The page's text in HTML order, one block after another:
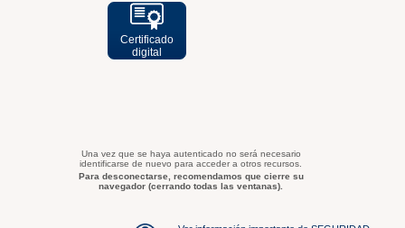
Certificado
digital
Una vez que se haya autenticado no será necesario
identificarse de nuevo para acceder a otros recursos.
Para desconectarse, recomendamos que cierre su
navegador (cerrando todas las ventanas).